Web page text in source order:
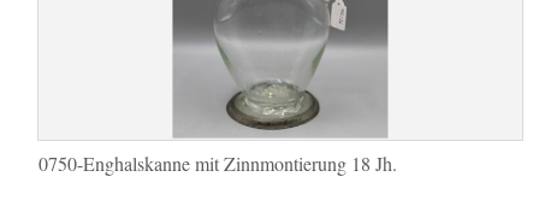
0750-Enghalskanne mit Zinnmontierung 18 Jh.